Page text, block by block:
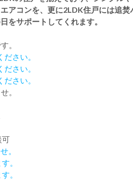
アコンを、更に2LDK住戸には追
をサポートしてくれます。
。
さい。
さい。
さい。
。
可
。
。
。